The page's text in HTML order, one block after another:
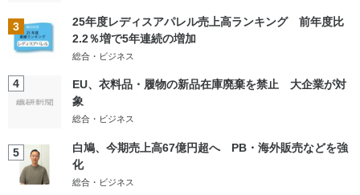
3
25年度レディスアパレル売上高ランキング 前年度比
2.2％増で5年連続の増加
総合・ビジネス
4
EU、衣料品・履物の新品在庫廃棄を禁止 大企業が対
象
総合・ビジネス
5
白鳩、今期売上高67億円超へ PB・海外販売などを強
化
総合・ビジネス